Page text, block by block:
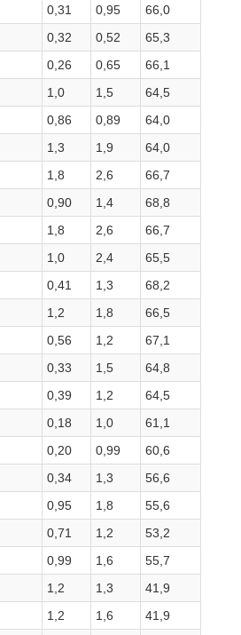
0,31 0,95
66,0
0,32 0,52
65,3
0,26 0,65
66,1
1,0 1,5
64,5
0,86 0,89
64,0
1,3 1,9
64,0
1,8 2,6
66,7
0,90 1,4
68,8
1,8 2,6
66,7
1,0 2,4
65,5
0,41 1,3
68,2
1,2 1,8
66,5
0,56 1,2
67,1
0,33 1,5
64,8
0,39 1,2
64,5
0,18 1,0
61,1
0,20 0,99
60,6
0,34 1,3
56,6
0,95 1,8
55,6
0,71 1,2
53,2
0,99 1,6
55,7
1,2 1,3
41,9
1,2 1,6
41,9